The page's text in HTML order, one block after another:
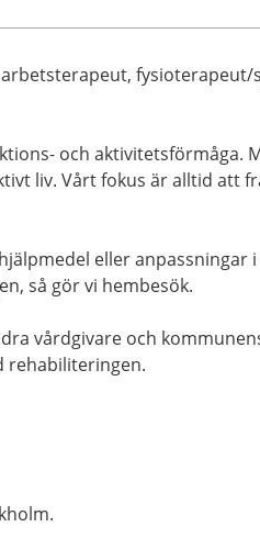
fysioterapeut/
och aktivitetsförmåga.
liv. Vårt fokus är alltid att
eller anpassningar
så gör vi hembesök.
vårdgivare och
rehabiliteringen.